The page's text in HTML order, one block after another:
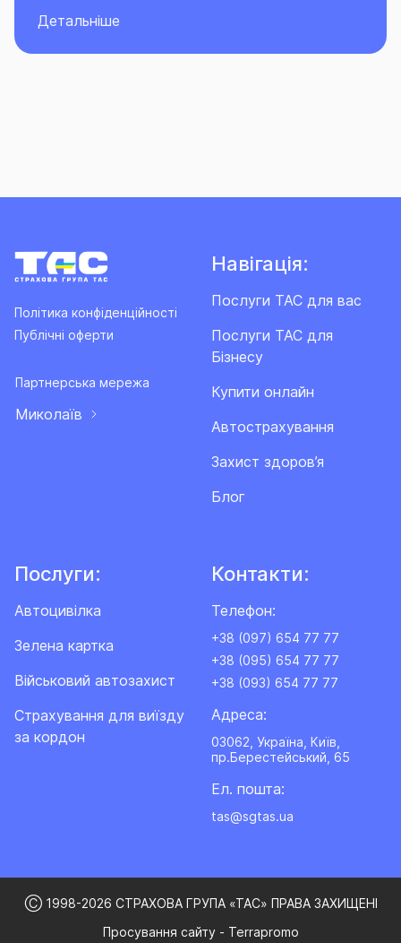
Детальніше
Політика конфіденційності
Публічні оферти
Партнерська мережа
Миколаїв
Навігація:
Послуги ТАС для вас
Послуги ТАС для
Бізнесу
Купити онлайн
Автострахування
Захист здоров’я
Блог
Послуги:
Автоцивілка
Зелена картка
Військовий автозахист
Cтрахування для виїзду
за кордон
Контакти:
Телефон:
+38 (097) 654 77 77
+38 (095) 654 77 77
+38 (093) 654 77 77
Адреса:
03062, Україна, Київ,
пр.Берестейський, 65
Ел. пошта:
tas@sgtas.ua
Ⓒ 1998-2026 СТРАХОВА ГРУПА «ТАС» ПРАВА ЗАХИЩЕНІ
Просування сайту - Terrapromo